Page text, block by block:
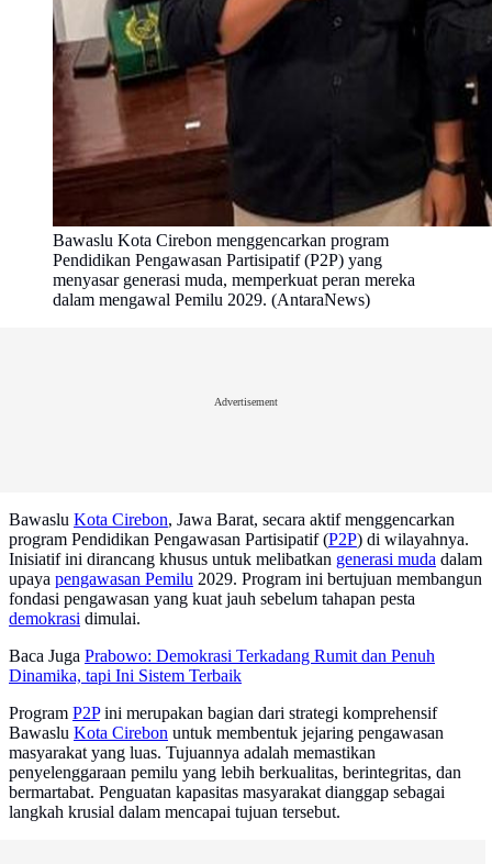
Bawaslu Kota Cirebon menggencarkan program
Pendidikan Pengawasan Partisipatif (P2P) yang
menyasar generasi muda, memperkuat peran mereka
dalam mengawal Pemilu 2029. (AntaraNews)
Advertisement
Bawaslu Kota Cirebon, Jawa Barat, secara aktif menggencarkan
program Pendidikan Pengawasan Partisipatif (P2P) di wilayahnya.
Inisiatif ini dirancang khusus untuk melibatkan generasi muda dalam
upaya pengawasan Pemilu 2029. Program ini bertujuan membangun
fondasi pengawasan yang kuat jauh sebelum tahapan pesta
demokrasi dimulai.
Baca Juga Prabowo: Demokrasi Terkadang Rumit dan Penuh
Dinamika, tapi Ini Sistem Terbaik
Program P2Pini merupakan bagian dari strategi komprehensif
Bawaslu Kota Cirebon untuk membentuk jejaring pengawasan
masyarakat yang luas. Tujuannya adalah memastikan
penyelenggaraan pemilu yang lebih berkualitas, berintegritas, dan
bermartabat. Penguatan kapasitas masyarakat dianggap sebagai
langkah krusial dalam mencapai tujuan tersebut.